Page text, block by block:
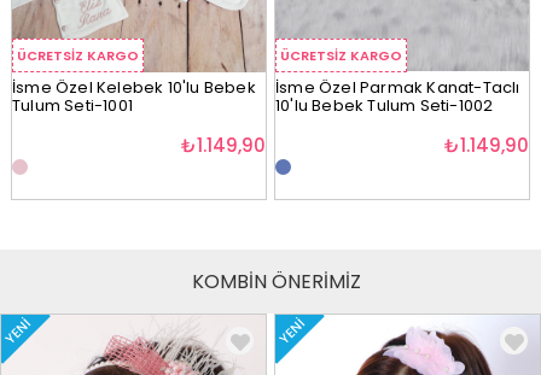
ÜCRETSIZ KARGO
İsme Özel Kelebek 10'lu Bebek
Tulum Seti-1001
₺1.149,90
ÜCRETSIZ KARGO
İsme Özel Parmak Kanat-Taclı
10'lu Bebek Tulum Seti-1002
₺1.149,90
KOMBİN ÖNERİMİZ
YENI YENI